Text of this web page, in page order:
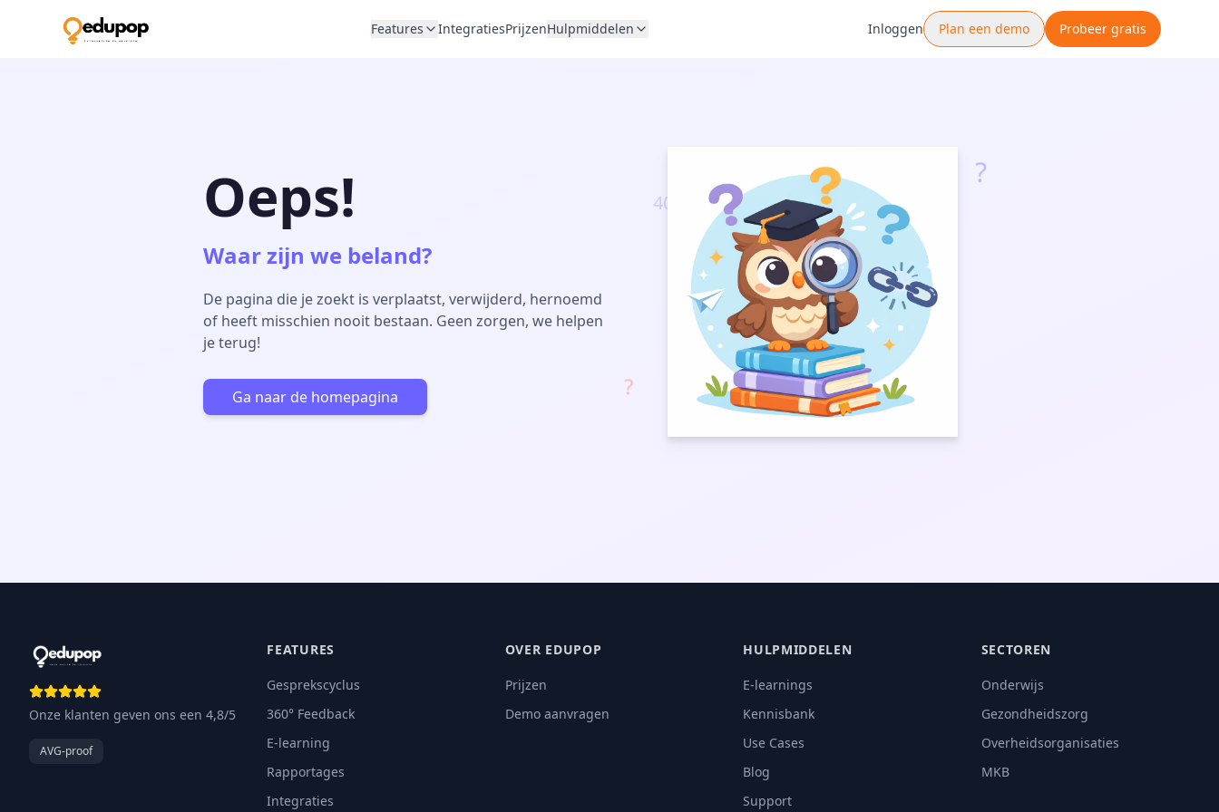
Features IntegratiesPrijzenHulpmiddelen Inloggen Plan een demo Probeer gratis
Oeps!
Waar zijn we beland?
De pagina die je zoekt is verplaatst, verwijderd, hernoemd
of heeft misschien nooit bestaan. Geen zorgen, we helpen
je terug!
Ga naar de homepagina
?
?
404
Onze klanten geven ons een 4,8/5
AVG-proof
FEATURES
Gesprekscyclus
360° Feedback
E-learning
Rapportages
Integraties
OVER EDUPOP
Prijzen
Demo aanvragen
HULPMIDDELEN
E-learnings
Kennisbank
Use Cases
Blog
Support
SECTOREN
Onderwijs
Gezondheidszorg
Overheidsorganisaties
MKB